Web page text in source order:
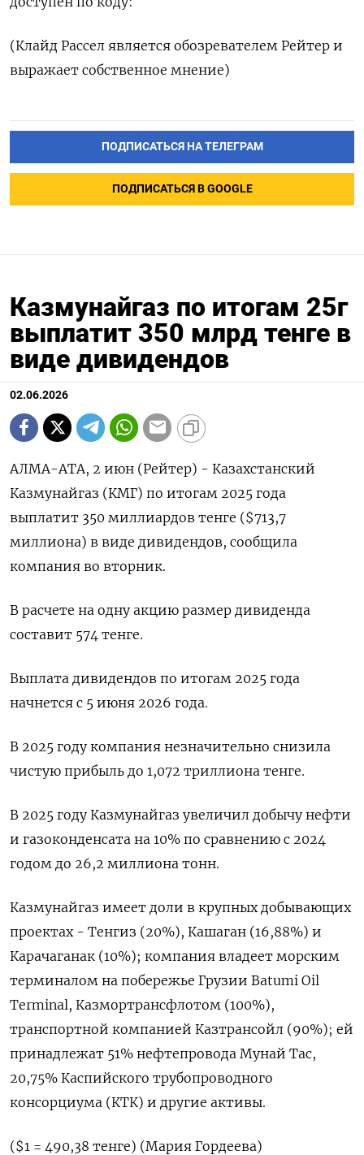
(Клайд Рассел является обозревателем Рейтер и
выражает собственное мнение)
ПОДПИСАТЬСЯ НА ТЕЛЕГРАМ
ПОДПИСАТЬСЯ В GOOGLE
Казмунайгаз по итогам 25г
выплатит 350 млрд тенге в
виде дивидендов
02.06.2026
АЛМА-АТА, 2 июн (Рейтер) - Казахстанский
Казмунайгаз (КМГ) по итогам 2025 года
выплатит ‌350 миллиардов тенге ($713,7
миллиона) в виде дивидендов, сообщила
компания во вторник.
В ​расчете ​на ​одну акцию размер ⁠дивиденда
составит ‌574 тенге.
Выплата дивидендов ‌по итогам 2025 года
начнется ​с 5 июня 2026 ‌года.
В 2025 году компания ​незначительно снизила
чистую прибыль ‌до 1,072 триллиона тенге.
В 2025 году Казмунайгаз увеличил добычу ​нефти
и газоконденсата ​на ‌10% по сравнению с ​2024
годом до 26,2 миллиона тонн.
Казмунайгаз имеет доли в крупных добывающих
проектах - Тенгиз (20%), Кашаган (16,88%) и
Карачаганак (10%); компания владеет морским
терминалом ​на побережье ⁠Грузии Batumi Oil
Terminal, Казмортрансфлотом (100%),
транспортной компанией Казтрансойл (90%); ‌ей
принадлежат 51% ‌нефтепровода Мунай Тас,
20,75% Каспийского трубопроводного ​
консорциума (КТК) и другие активы.
($1 = ‌490,38 тенге) (Мария Гордеева)